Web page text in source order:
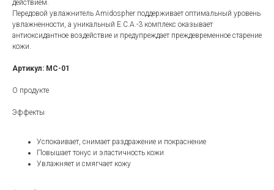
действием.
Передовой увлажнитель Amidospher поддерживает оптимальный уровень
увлажненности, а уникальный Е.С.А.-3 комплекс оказывает
антиоксидантное воздействие и предупреждает преждевременное старение
кожи.
Артикул: МС-01
О продукте
Эффекты
Успокаивает, снимает раздражение и покраснение
Повышает тонус и эластичность кожи
Увлажняет и смягчает кожу